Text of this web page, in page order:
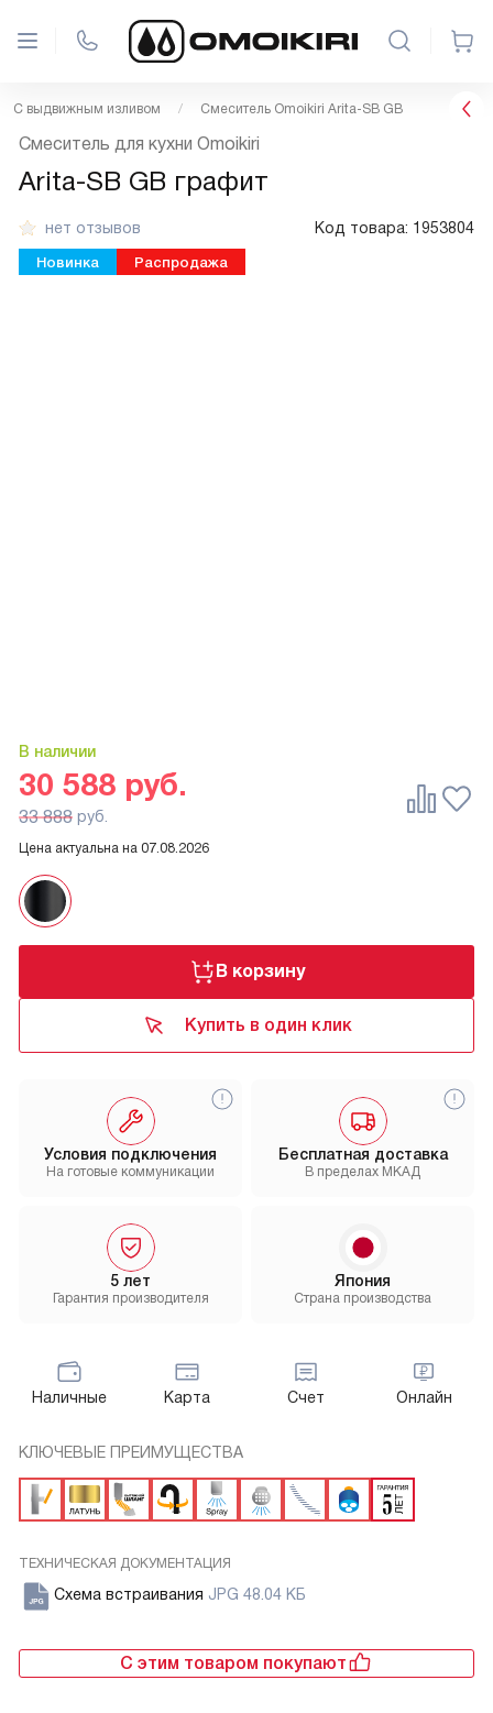
С выдвижным изливом Смеситель Omoikiri Arita-SB GB
нет отзывов Код товара: 1953804
В наличии
Новинка Распродажа
Смеситель для кухни Omoikiri
Arita-SB GB графит
Цена актуальна на 07.08.2026
30 588 руб.
33 888 руб.
В корзину
Купить в один клик
Бесплатная доставка
В пределах МКАД
5 лет
Гарантия производителя
Условия подключения
На готовые коммуникации
Япония
Страна производства
Наличные Карта Счет Онлайн
КЛЮЧЕВЫЕ ПРЕИМУЩЕСТВА
ТЕХНИЧЕСКАЯ ДОКУМЕНТАЦИЯ
Схема встраивания JPG 48.04 КБ
С этим товаром покупают